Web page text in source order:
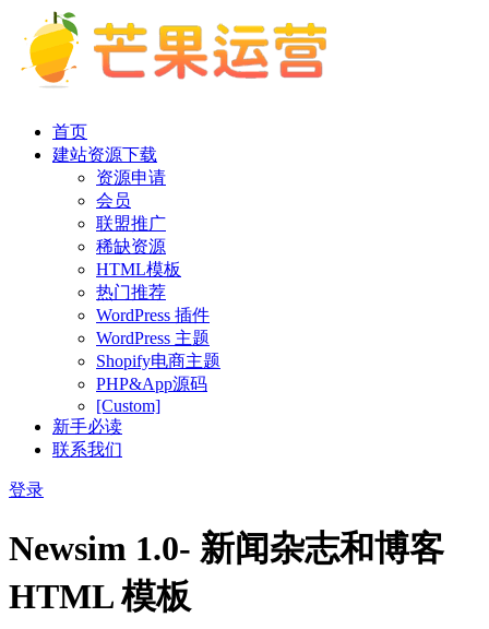
首页
建站资源下载
资源申请
会员
联盟推广
稀缺资源
HTML模板
热门推荐
WordPress 插件
WordPress 主题
Shopify电商主题
PHP&App源码
[Custom]
新手必读
联系我们
登录
Newsim 1.0- 新闻杂志和博客
HTML 模板